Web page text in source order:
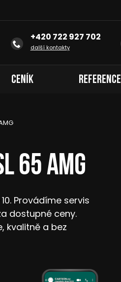
+420 722 927 702
další kontakty
Ceník Reference
65 AMG
Provádíme servis
dostupné ceny.
kvalitně a bez